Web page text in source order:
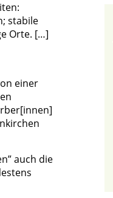
stabile
Orte. […]
einer
auch die